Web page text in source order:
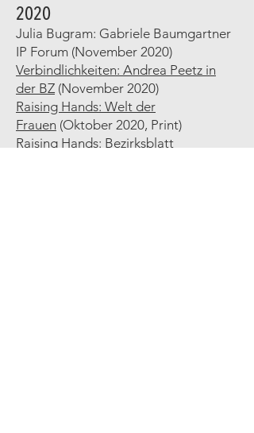
2020
Julia Bugram: Gabriele Baumgartner
IP Forum (November 2020)
Verbindlichkeiten: Andrea Peetz in
der BZ (November 2020)
Raising Hands: Welt der
Frauen (Oktober 2020, Print)
Raising Hands: Bezirksblatt